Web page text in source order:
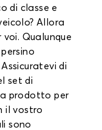
di classe e
Allora
Qualunque
di
set di
prodotto per
il vostro
sono